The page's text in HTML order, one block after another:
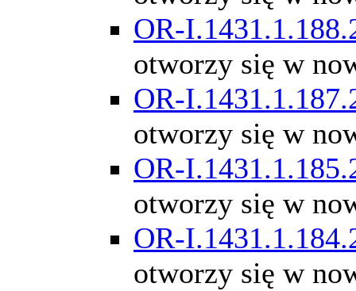
OR-
otworzy się w
OR-
otworzy się w
OR-
otworzy się w
OR-
otworzy się w